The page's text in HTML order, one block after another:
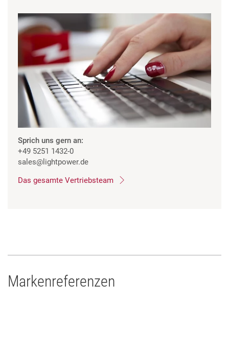
Sprich uns gern an:
+49 5251 1432-0
sales@lightpower.de
Das gesamte Vertriebsteam
Markenreferenzen